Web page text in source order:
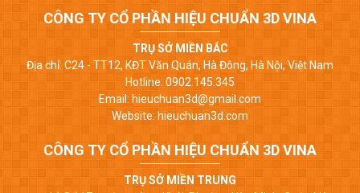
CÔNG TY CỔ PHẦN HIỆU CHUẨN 3D VINA
TRỤ SỞ MIỀN BẮC
Địa chỉ: C24 - TT12, KĐT Văn Quán, Hà Đông, Hà Nội, Việt Nam
Hotline: 0902.145.345
Email: hieuchuan3d@gmail.com
Website: hieuchuan3d.com
CÔNG TY CỔ PHẦN HIỆU CHUẨN 3D VINA
TRỤ SỞ MIỀN TRUNG